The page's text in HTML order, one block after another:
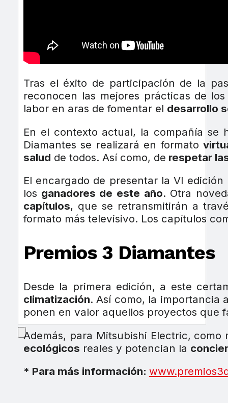
Tras el éxito de participación de la
reconocen las mejores prácticas de
labor en aras de fomentar el desarrollo
En el contexto actual, la compañía se
Diamantes se realizará en formato
salud de todos. Así como, de respetar
El encargado de presentar la VI
los ganadores de este año. Otra
capítulos, que se retransmitirán a
formato más televisivo. Los capítulos
Premios 3 Diamantes
Desde la primera edición, a este
climatización. Así como, la importancia
ponen en valor aquellos proyectos que
Además, para Mitsubishi Electric,
ecológicos reales y potencian la
* Para más información: